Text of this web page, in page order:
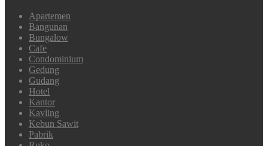
Apartemen
Bangunan
Bungalow
Cafe
Condominium
Gedung
Gudang
Hotel
Kantor
Kavling
Kebun Sawit
Pabrik